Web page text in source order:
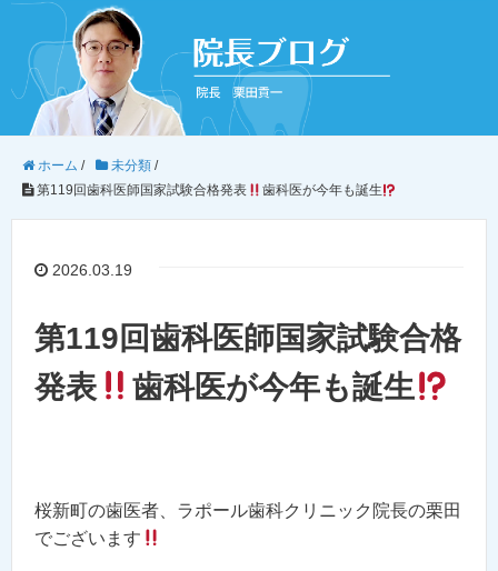
ホーム / 未分類 /
第119回歯科医師国家試験合格発表
歯科医が今年も誕生
2026.03.19
第119回歯科医師国家試験合格
発表
歯科医が今年も誕生
桜新町の歯医者、ラポール歯科クリニック院長の栗田
でございます